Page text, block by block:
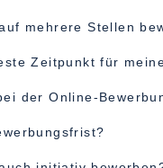
mehrere Stellen
Zeitpunkt für
der Online-